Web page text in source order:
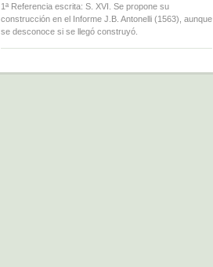
1ª Referencia escrita: S. XVI. Se propone su
construcción en el Informe J.B. Antonelli (1563), aunque
se desconoce si se llegó construyó.